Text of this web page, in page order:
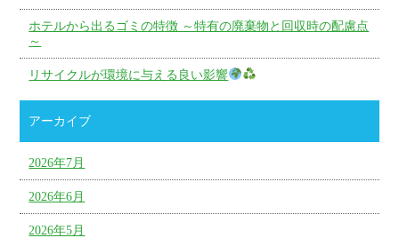
ホテルから出るゴミの特徴 ～特有の廃棄物と回収時の配慮点
～
リサイクルが環境に与える良い影響
アーカイブ
2026年7月
2026年6月
2026年5月